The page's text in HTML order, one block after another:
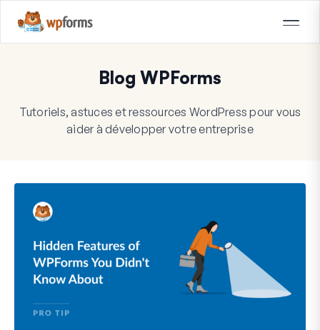
Blog WPForms
Tutoriels, astuces et ressources WordPress pour vous
aider à développer votre entreprise